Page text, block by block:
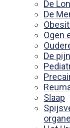
De
De
Ogen
De pijn
Slaap